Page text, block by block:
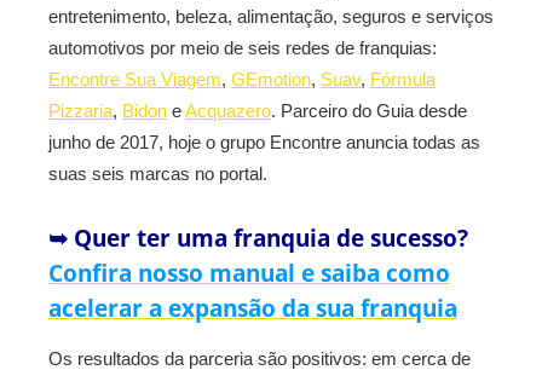
entretenimento, beleza, alimentação, seguros e serviços
automotivos por meio de seis redes de franquias:
Encontre Sua Viagem, GEmotion, Suav, Fórmula
Pizzaria, Bidon eAcquazero. Parceiro do Guia desde
junho de 2017, hoje o grupo Encontre anuncia todas as
suas seis marcas no portal.
➥ Quer ter uma franquia de sucesso?
Confira nosso manual e saiba como
acelerar a expansão da sua franquia
Os resultados da parceria são positivos: em cerca de